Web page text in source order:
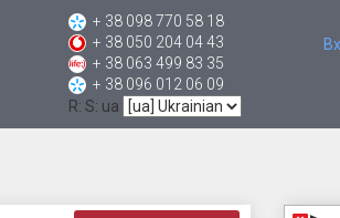
+ 38 098 770 58 18
+ 38 050 204 04 43
+ 38 063 499 83 35
+ 38 096 012 06 09
R: S: ua